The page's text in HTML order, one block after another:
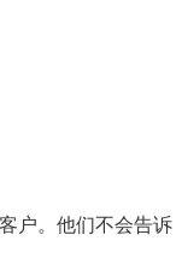
户。他们不会告诉